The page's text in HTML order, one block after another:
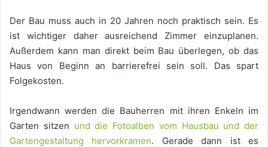
Der Bau muss auch in 20 Jahren noch praktisch sein. Es
ist wichtiger daher ausreichend Zimmer einzuplanen.
Außerdem kann man direkt beim Bau überlegen, ob das
Haus von Beginn an barrierefrei sein soll. Das spart
Folgekosten.
Irgendwann werden die Bauherren mit ihren Enkeln im
Garten sitzen und die Fotoalben vom Hausbau und der
Gartengestaltung hervorkramen. Gerade dann ist es